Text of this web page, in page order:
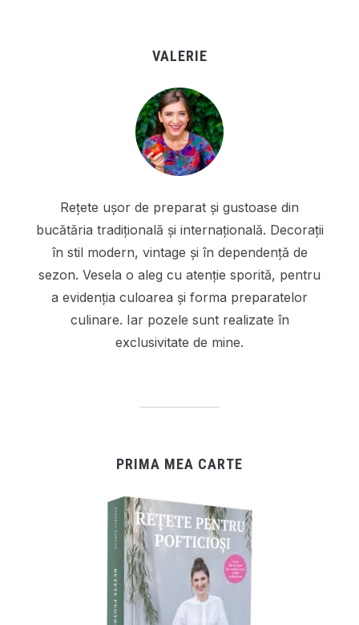
VALERIE
Rețete ușor de preparat și gustoase din
bucătăria tradițională și internațională. Decorații
în stil modern, vintage și în dependență de
sezon. Vesela o aleg cu atenție sporită, pentru
a evidenția culoarea și forma preparatelor
culinare. Iar pozele sunt realizate în
exclusivitate de mine.
PRIMA MEA CARTE